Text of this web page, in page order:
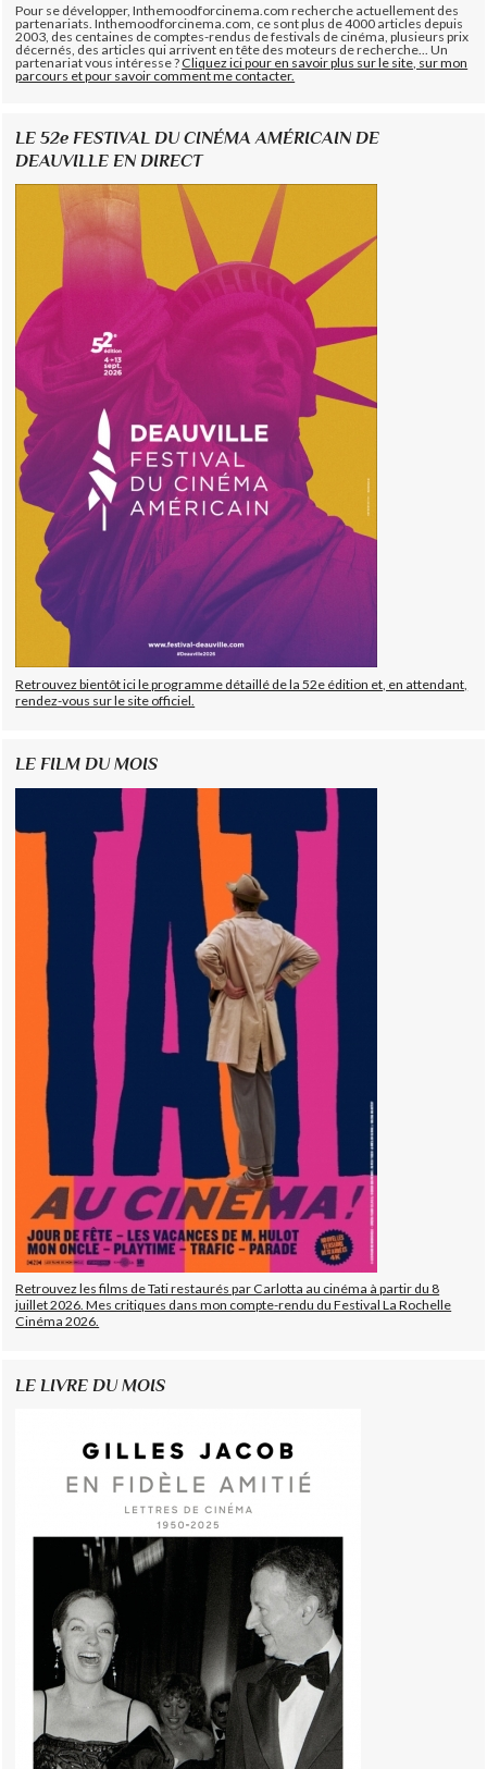
Pour se développer, Inthemoodforcinema.com recherche actuellement des
partenariats. Inthemoodforcinema.com, ce sont plus de 4000 articles depuis
2003, des centaines de comptes-rendus de festivals de cinéma, plusieurs prix
décernés, des articles qui arrivent en tête des moteurs de recherche... Un
partenariat vous intéresse ?Cliquez ici pour en savoir plus sur le site, sur mon
parcours et pour savoir comment me contacter.
LE 52e FESTIVAL DU CINÉMA AMÉRICAIN DE
DEAUVILLE EN DIRECT
Retrouvez bientôt ici le programme détaillé de la 52e édition et, en attendant,
rendez-vous sur le site officiel.
LE FILM DU MOIS
Retrouvez les films de Tati restaurés par Carlotta au cinéma à partir du 8
juillet 2026. Mes critiques dans mon compte-rendu du Festival La Rochelle
Cinéma 2026.
LE LIVRE DU MOIS